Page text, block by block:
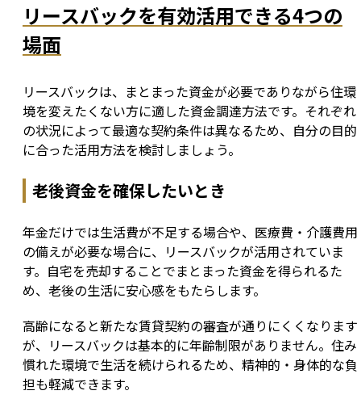
リースバックを有効活用できる4つの
場面
リースバックは、まとまった資金が必要でありながら住環
境を変えたくない方に適した資金調達方法です。それぞれ
の状況によって最適な契約条件は異なるため、自分の目的
に合った活用方法を検討しましょう。
老後資金を確保したいとき
年金だけでは生活費が不足する場合や、医療費・介護費用
の備えが必要な場合に、リースバックが活用されていま
す。自宅を売却することでまとまった資金を得られるた
め、老後の生活に安心感をもたらします。
高齢になると新たな賃貸契約の審査が通りにくくなります
が、リースバックは基本的に年齢制限がありません。住み
慣れた環境で生活を続けられるため、精神的・身体的な負
担も軽減できます。